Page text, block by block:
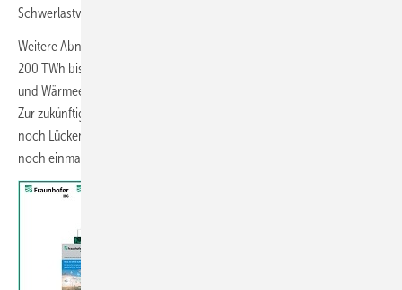
Schwerlastverkehr.
Weitere Abnehmer sieht die Metastudie im Gebäudesektor (bis zu
200 TWh bis zum Jahr 2050) und im Umwandlungssektor zur Strom-
und Wärmeerzeugung (zwischen 50 und 150 TWh bis zum Jahr 2050).
Zur zukünftigen Rolle von Raffinerien weisen die meisten Studien
noch Lücken auf. Die Metastudie empfiehlt deshalb, diesen Aspekt
noch einmal näher zu untersuchen.